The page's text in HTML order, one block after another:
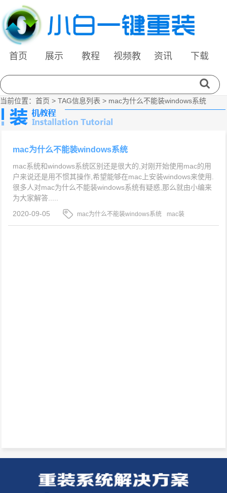
首页 展示 教程
视频教
资讯 下载
当前位置： 首页 > TAG信息列表 > mac为什么不能装windows系统
mac为什么不能装windows系统
mac系统和windows系统区别还是很大的,对刚开始使用mac的用
户来说还是用不惯其操作,希望能够在mac上安装windows来使用.
很多人对mac为什么不能装windows系统有疑惑,那么就由小编来
为大家解答.....
2020-09-05
mac为什么不能装windows系统
mac装
windows系统
windows系统 mac系统